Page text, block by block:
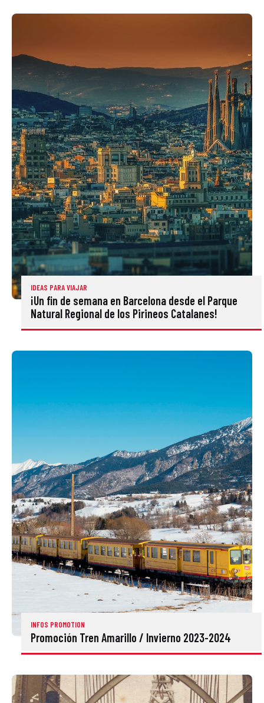
IDEAS PARA VIAJAR
¡Un fin de semana en Barcelona desde el Parque
Natural Regional de los Pirineos Catalanes!
INFOS PROMOTION
Promoción Tren Amarillo / Invierno 2023-2024